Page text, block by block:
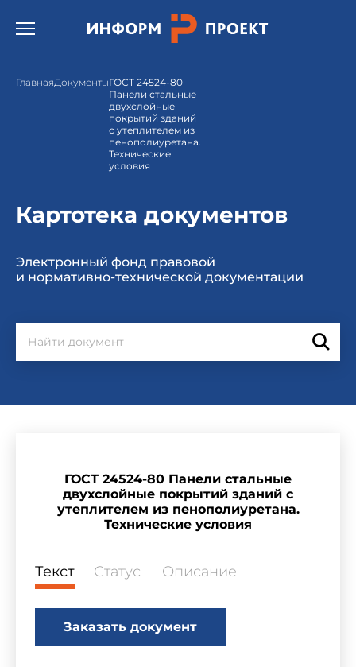
Открыть бургер меню.
ГлавнаяДокументыГОСТ 24524-80
Панели стальные
двухслойные
покрытий зданий
с утеплителем из
пенополиуретана.
Технические
условия
Картотека документов
Электронный фонд правовой
и нормативно-технической документации
ГОСТ 24524-80 Панели стальные
двухслойные покрытий зданий с
утеплителем из пенополиуретана.
Технические условия
Текст Статус Описание
Заказать документ